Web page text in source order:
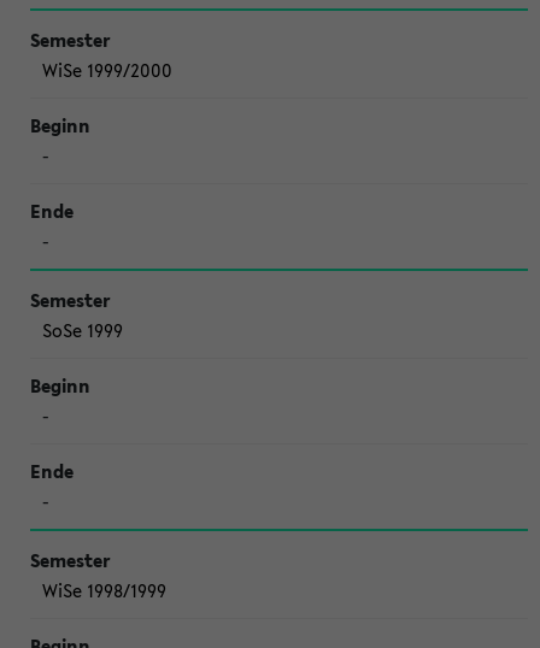
WiSe 1999/2000
-
-
SoSe 1999
-
-
WiSe 1998/1999